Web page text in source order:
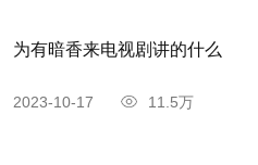
为有暗香来电视剧讲的什么
2023-10-17 11.5万